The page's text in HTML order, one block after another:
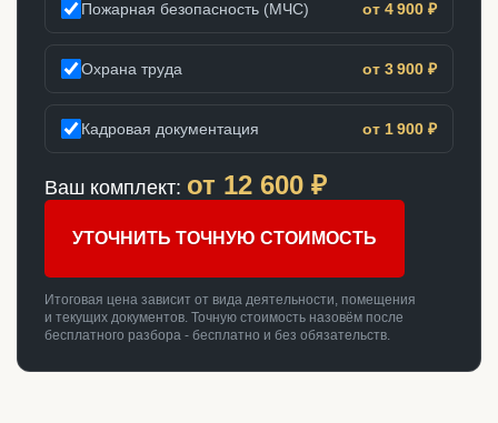
Пожарная безопасность (МЧС) от 4 900 ₽
Охрана труда от 3 900 ₽
Кадровая документация от 1 900 ₽
Ваш комплект: от 12 600 ₽
УТОЧНИТЬ ТОЧНУЮ СТОИМОСТЬ
Итоговая цена зависит от вида деятельности, помещения
и текущих документов. Точную стоимость назовём после
бесплатного разбора - бесплатно и без обязательств.